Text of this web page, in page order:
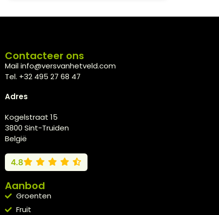
Contacteer ons
Mail info@versvanhetveld.com
Tel. +32 495 27 68 47
Adres
Kogelstraat 15
3800 Sint-Truiden
België
4.8
Aanbod
Groenten
Fruit